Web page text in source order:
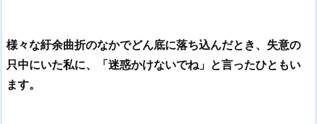
様々な紆余曲折のなかでどん底に落ち込んだとき、失意の
只中にいた私に、「迷惑かけないでね」と言ったひともい
ます。